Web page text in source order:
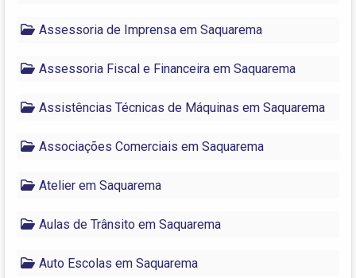
Assessoria de Imprensa em Saquarema
Assessoria Fiscal e Financeira em Saquarema
Assistências Técnicas de Máquinas em Saquarema
Associações Comerciais em Saquarema
Atelier em Saquarema
Aulas de Trânsito em Saquarema
Auto Escolas em Saquarema